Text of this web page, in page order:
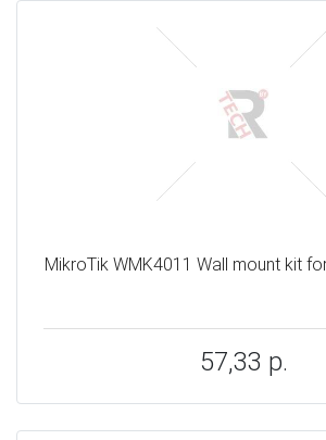
MikroTik WMK4011 Wall mount kit
57,33 р.